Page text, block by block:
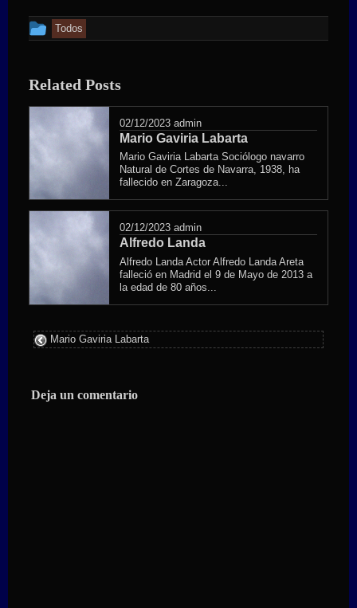
This
posted
Todos
Related Posts
02/12/2023 admin
Mario Gaviria Labarta
Mario Gaviria Labarta Sociólogo navarro
Natural de Cortes de Navarra, 1938, ha
fallecido en Zaragoza...
02/12/2023 admin
Alfredo Landa
Alfredo Landa Actor Alfredo Landa Areta
falleció en Madrid el 9 de Mayo de 2013 a
la edad de 80 años...
Mario Gaviria Labarta
Deja un comentario